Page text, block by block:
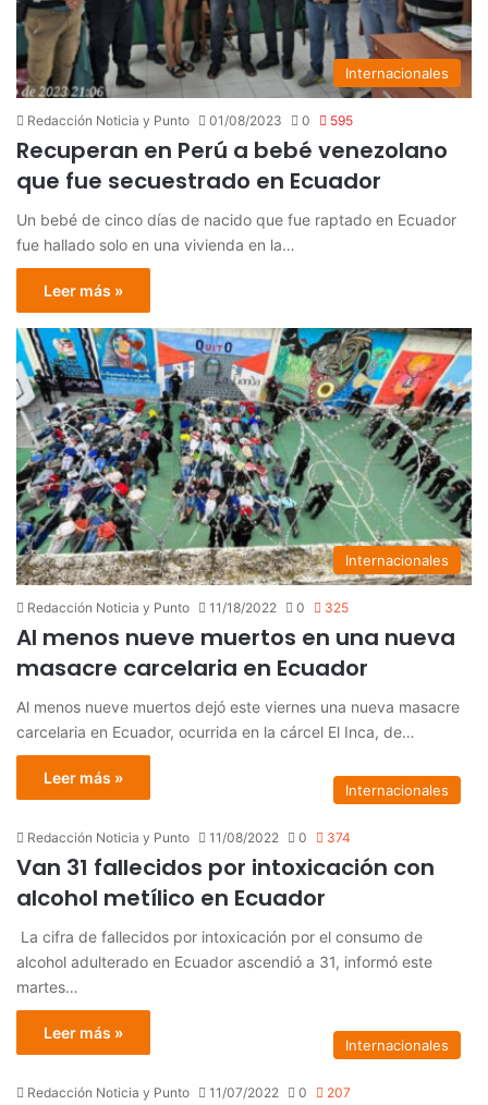
Internacionales
Redacción Noticia y Punto 01/08/2023 0 595
Recuperan en Perú a bebé venezolano
que fue secuestrado en Ecuador
Un bebé de cinco días de nacido que fue raptado en Ecuador
fue hallado solo en una vivienda en la…
Leer más »
Internacionales
Redacción Noticia y Punto 11/18/2022 0 325
Al menos nueve muertos en una nueva
masacre carcelaria en Ecuador
Al menos nueve muertos dejó este viernes una nueva masacre
carcelaria en Ecuador, ocurrida en la cárcel El Inca, de…
Leer más »
Internacionales
Redacción Noticia y Punto 11/08/2022 0 374
Van 31 fallecidos por intoxicación con
alcohol metílico en Ecuador
La cifra de fallecidos por intoxicación por el consumo de
alcohol adulterado en Ecuador ascendió a 31, informó este
martes…
Leer más »
Internacionales
Redacción Noticia y Punto 11/07/2022 0 207